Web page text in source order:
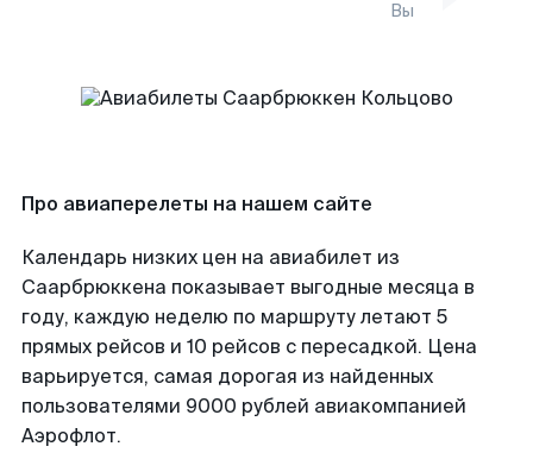
Вы
Про авиаперелеты на нашем сайте
Календарь низких цен на авиабилет из
Саарбрюккена показывает выгодные месяца в
году, каждую неделю по маршруту летают 5
прямых рейсов и 10 рейсов с пересадкой. Цена
варьируется, самая дорогая из найденных
пользователями 9000 рублей авиакомпанией
Аэрофлот.